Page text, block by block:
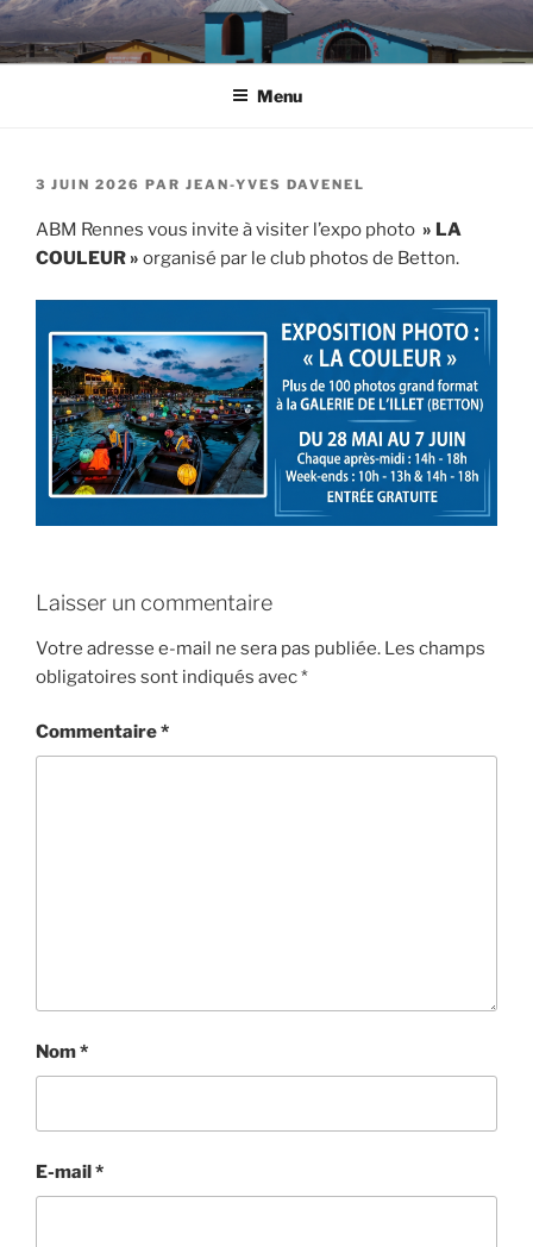
Aller
au
contenu
Menu
PUBLIÉ
3 JUIN 2026 PAR JEAN-YVES DAVENEL
ABM Rennes vous invite à visiter l’expo photo » LA
COULEUR » organisé par le club photos de Betton.
Laisser un commentaire
Votre adresse e-mail ne sera pas publiée. Les champs
obligatoires sont indiqués avec*
Commentaire*
Nom*
E-mail*